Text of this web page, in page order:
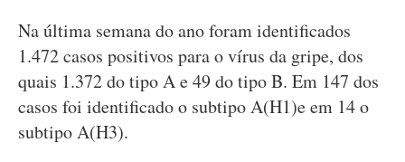
Na última semana do ano foram identificados
1.472 casos positivos para o vírus da gripe, dos
quais 1.372 do tipo A e 49 do tipo B. Em 147 dos
casos foi identificado o subtipo A(H1)e em 14 o
subtipo A(H3).